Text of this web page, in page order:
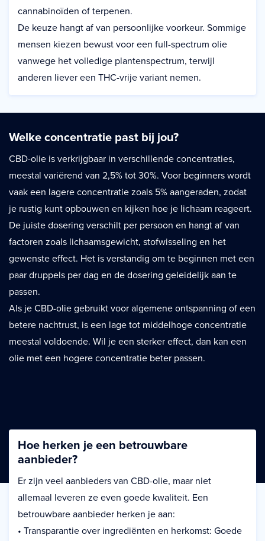
cannabinoïden of terpenen.
De keuze hangt af van persoonlijke voorkeur. Sommige
mensen kiezen bewust voor een full-spectrum olie
vanwege het volledige plantenspectrum, terwijl
anderen liever een THC-vrije variant nemen.
Welke concentratie past bij jou?
CBD-olie is verkrijgbaar in verschillende concentraties,
meestal variërend van 2,5% tot 30%. Voor beginners wordt
vaak een lagere concentratie zoals 5% aangeraden, zodat
je rustig kunt opbouwen en kijken hoe je lichaam reageert.
De juiste dosering verschilt per persoon en hangt af van
factoren zoals lichaamsgewicht, stofwisseling en het
gewenste effect. Het is verstandig om te beginnen met een
paar druppels per dag en de dosering geleidelijk aan te
passen.
Als je CBD-olie gebruikt voor algemene ontspanning of een
betere nachtrust, is een lage tot middelhoge concentratie
meestal voldoende. Wil je een sterker effect, dan kan een
olie met een hogere concentratie beter passen.
Hoe herken je een betrouwbare
aanbieder?
Er zijn veel aanbieders van CBD-olie, maar niet
allemaal leveren ze even goede kwaliteit. Een
betrouwbare aanbieder herken je aan:
• Transparantie over ingrediënten en herkomst: Goede